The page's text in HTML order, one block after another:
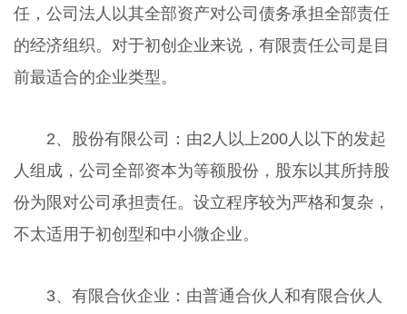
任，公司法人以其全部资产对公司债务承担全部责任
的经济组织。对于初创企业来说，有限责任公司是目
前最适合的企业类型。
2、股份有限公司：由2人以上200人以下的发起
人组成，公司全部资本为等额股份，股东以其所持股
份为限对公司承担责任。设立程序较为严格和复杂，
不太适用于初创型和中小微企业。
3、有限合伙企业：由普通合伙人和有限合伙人